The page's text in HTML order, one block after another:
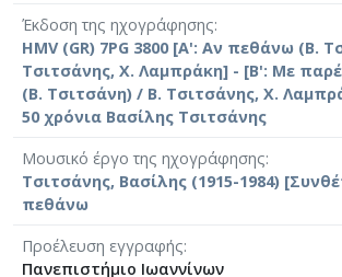
Έκδοση της ηχογράφησης
HMV (GR) 7PG 3800 [Α': Αν πεθάνω (Β.
Τσιτσάνης, Χ. Λαμπράκη] - [Β': Με
(Β. Τσιτσάνη) / Β. Τσιτσάνης, Χ.
50 χρόνια Βασίλης Τσιτσάνης
Μουσικό έργο της ηχογράφησης
Τσιτσάνης, Βασίλης (1915-1984)
πεθάνω
Προέλευση εγγραφής
Πανεπιστήμιο Ιωαννίνων